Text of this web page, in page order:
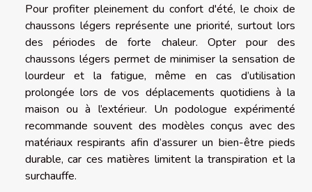
Pour profiter pleinement du confort d'été, le choix de
chaussons légers représente une priorité, surtout lors
des périodes de forte chaleur. Opter pour des
chaussons légers permet de minimiser la sensation de
lourdeur et la fatigue, même en cas d’utilisation
prolongée lors de vos déplacements quotidiens à la
maison ou à l’extérieur. Un podologue expérimenté
recommande souvent des modèles conçus avec des
matériaux respirants afin d’assurer un bien-être pieds
durable, car ces matières limitent la transpiration et la
surchauffe.